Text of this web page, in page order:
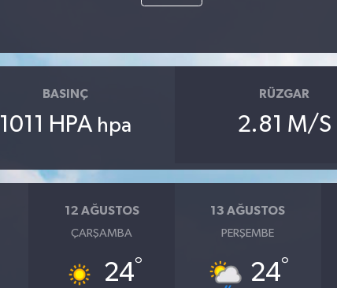
BASINÇ
1011 HPA hpa
RÜZGAR
2.81 M/S
12 AĞUSTOS
ÇARŞAMBA
24°
13 AĞUSTOS
PERŞEMBE
24°